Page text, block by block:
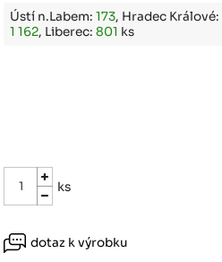
Ústí n.Labem:173, Hradec Králové:
1 162, Liberec:801 ks
ks
dotaz k výrobku